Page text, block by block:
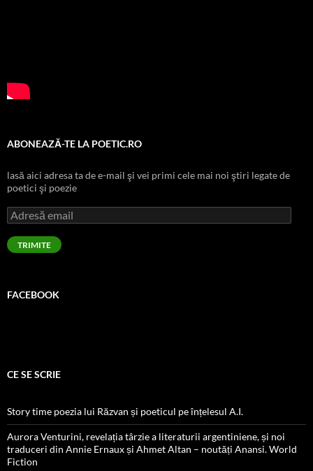
ABONEAZĂ-TE LA POETIC.RO
lasă aici adresa ta de e-mail şi vei primi cele mai noi ştiri legate de
poetici şi poezie
Adresă
email
TRIMITE
FACEBOOK
CE SE SCRIE
Story time poezia lui Răzvan și poeticul pe înțelesul A.I.
Aurora Venturini, revelația târzie a literaturii argentiniene, și noi
traduceri din Annie Ernaux și Ahmet Altan – noutăți Anansi. World
Fiction